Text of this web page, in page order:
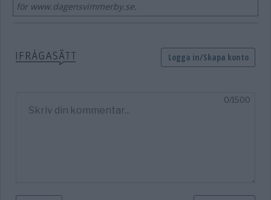
för www.dagensvimmerby.se.